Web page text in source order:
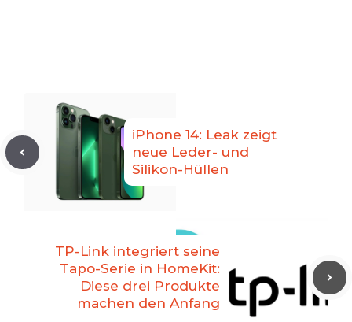
iPhone 14: Leak zeigt
neue Leder- und
Silikon-Hüllen
TP-Link integriert seine
Tapo-Serie in HomeKit:
Diese drei Produkte
machen den Anfang